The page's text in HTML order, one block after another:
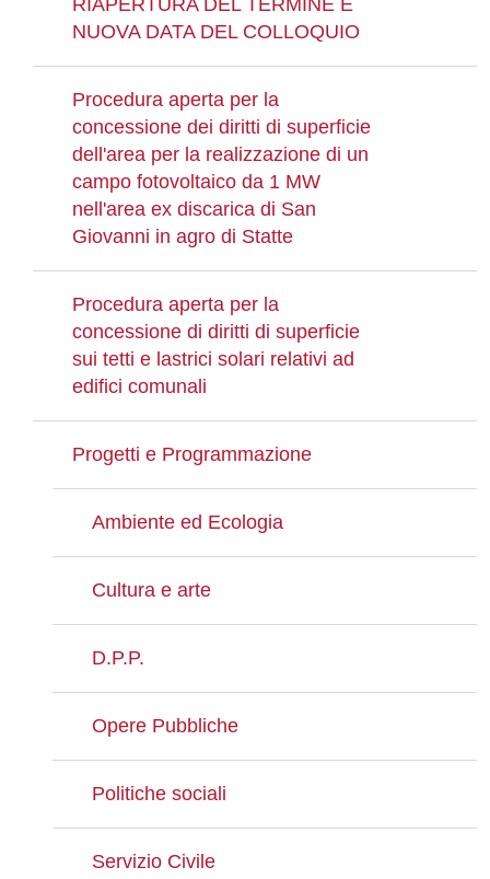
RIAPERTURA DEL TERMINE E
NUOVA DATA DEL COLLOQUIO
Procedura aperta per la
concessione dei diritti di superficie
dell'area per la realizzazione di un
campo fotovoltaico da 1 MW
nell'area ex discarica di San
Giovanni in agro di Statte
Procedura aperta per la
concessione di diritti di superficie
sui tetti e lastrici solari relativi ad
edifici comunali
Progetti e Programmazione
Ambiente ed Ecologia
Cultura e arte
D.P.P.
Opere Pubbliche
Politiche sociali
Servizio Civile